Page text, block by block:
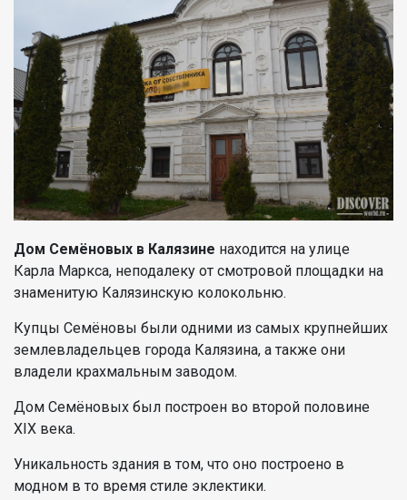
Дом Семёновых в Калязине находится на улице
Карла Маркса, неподалеку от смотровой площадки на
знаменитую Калязинскую колокольню.
Купцы Семёновы были одними из самых крупнейших
землевладельцев города Калязина, а также они
владели крахмальным заводом.
Дом Семёновых был построен во второй половине
XIX века.
Уникальность здания в том, что оно построено в
модном в то время стиле эклектики.